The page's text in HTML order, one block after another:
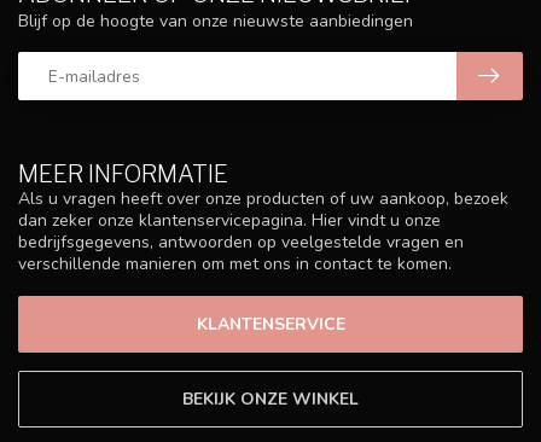
MEER INFORMATIE
Als u vragen heeft over onze producten of uw aankoop, bezoek
dan zeker onze klantenservicepagina. Hier vindt u onze
bedrijfsgegevens, antwoorden op veelgestelde vragen en
verschillende manieren om met ons in contact te komen.
KLANTENSERVICE
BEKIJK ONZE WINKEL
Blijf op de hoogte van onze nieuwste aanbiedingen